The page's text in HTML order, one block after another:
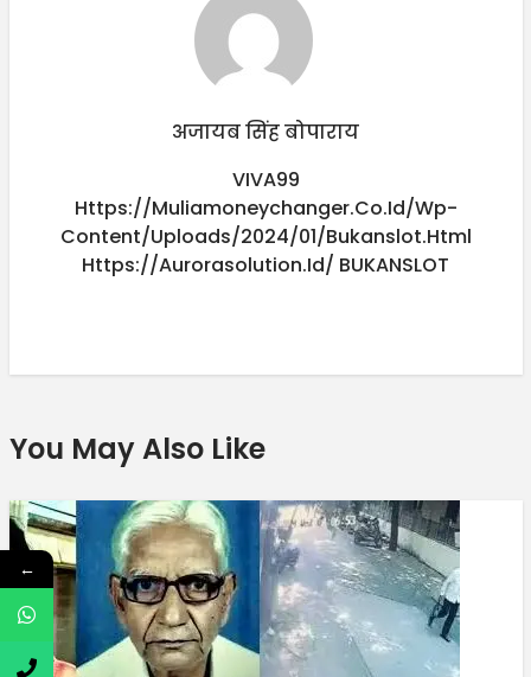
अजायब सिंह बोपाराय
VIVA99
Https://muliamoneychanger.co.id/wp-
Content/uploads/2024/01/bukanslot.html
Https://aurorasolution.id/ BUKANSLOT
You May Also Like
←